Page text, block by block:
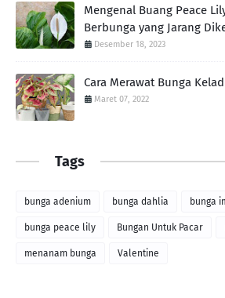
Mengenal Buang Peace
Berbunga yang Jarang
Desember 18, 2023
Cara Merawat Bunga
Maret 07, 2022
Tags
bunga adenium bunga dahlia bunga
bunga peace lily Bungan Untuk Pacar
menanam bunga Valentine